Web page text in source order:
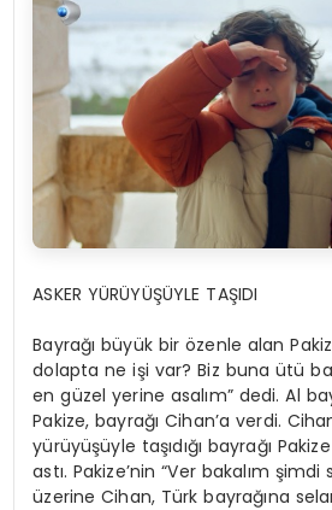
ASKER YÜRÜYÜŞÜYLE TAŞIDI
Bayrağı büyük bir özenle alan
dolapta ne işi var? Biz buna ütü
en güzel yerine asalım” dedi. Al
Pakize, bayrağı Cihan’a verdi.
yürüyüşüyle taşıdığı bayrağı
astı. Pakize’nin “Ver bakalım şimdi
üzerine Cihan, Türk bayrağına